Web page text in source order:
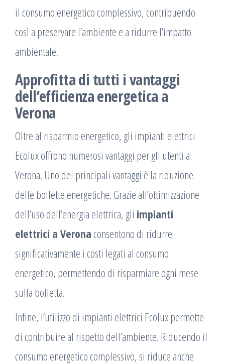
il consumo energetico complessivo, contribuendo
così a preservare l’ambiente e a ridurre l’impatto
ambientale.
Approfitta di tutti i vantaggi
dell’efficienza energetica a
Verona
Oltre al risparmio energetico, gli impianti elettrici
Ecolux offrono numerosi vantaggi per gli utenti a
Verona. Uno dei principali vantaggi è la riduzione
delle bollette energetiche. Grazie all’ottimizzazione
dell’uso dell’energia elettrica, gli impianti
elettrici a Verona consentono di ridurre
significativamente i costi legati al consumo
energetico, permettendo di risparmiare ogni mese
sulla bolletta.
Infine, l’utilizzo di impianti elettrici Ecolux permette
di contribuire al rispetto dell’ambiente. Riducendo il
consumo energetico complessivo, si riduce anche